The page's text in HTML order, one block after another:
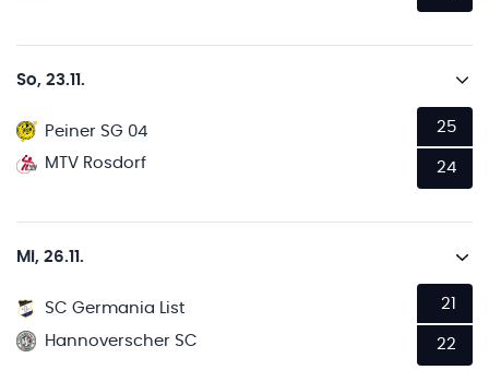
So, 23.11.
Peiner SG 04
MTV Rosdorf
25
24
Mi, 26.11.
SC Germania List
Hannoverscher SC
21
22